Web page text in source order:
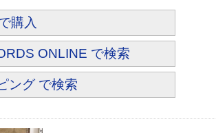
購入
ONLINE で検索
ング で検索